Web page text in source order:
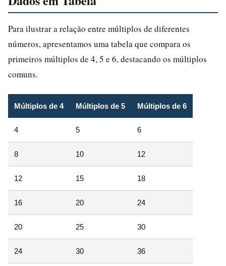
Para ilustrar a relação entre múltiplos de diferentes
números, apresentamos uma tabela que compara os
primeiros múltiplos de 4, 5 e 6, destacando os múltiplos
comuns.
Múltiplos de 4 Múltiplos de 5 Múltiplos de 6
4 5 6
8 10 12
12 15 18
16 20 24
20 25 30
24 30 36